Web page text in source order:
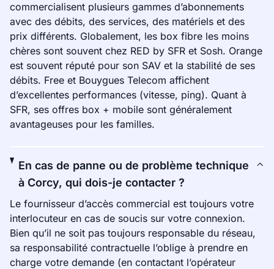
commercialisent plusieurs gammes d’abonnements
avec des débits, des services, des matériels et des
prix différents. Globalement, les box fibre les moins
chères sont souvent chez RED by SFR et Sosh. Orange
est souvent réputé pour son SAV et la stabilité de ses
débits. Free et Bouygues Telecom affichent
d’excellentes performances (vitesse, ping). Quant à
SFR, ses offres box + mobile sont généralement
avantageuses pour les familles.
En cas de panne ou de problème technique
à Corcy, qui dois-je contacter ?
Le fournisseur d’accès commercial est toujours votre
interlocuteur en cas de soucis sur votre connexion.
Bien qu’il ne soit pas toujours responsable du réseau,
sa responsabilité contractuelle l’oblige à prendre en
charge votre demande (en contactant l’opérateur